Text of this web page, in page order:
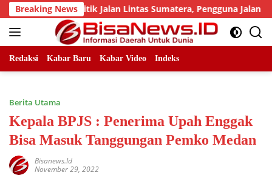
Skip
to
content
Breaking News
Titik Jalan Lintas Sumatera, Pengguna Jalan diimbau
Redaksi Kabar Baru Kabar Video Indeks
Berita Utama
Kepala BPJS : Penerima Upah Enggak
Bisa Masuk Tanggungan Pemko Medan
Bisanews.id
November 29, 2022